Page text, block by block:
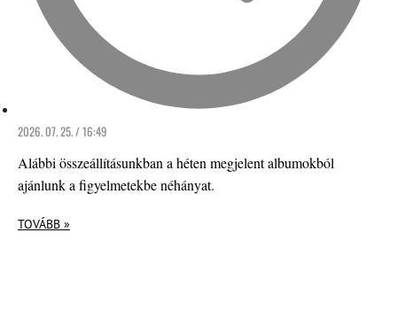
2026. 07. 25. / 16:49
Alábbi összeállításunkban a héten megjelent albumokból
ajánlunk a figyelmetekbe néhányat.
TOVÁBB »